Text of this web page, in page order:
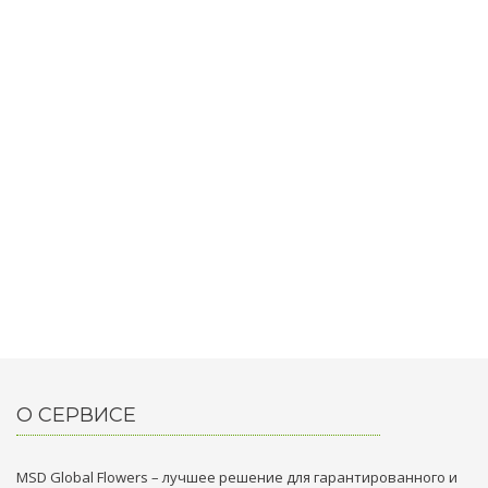
О СЕРВИСЕ
MSD Global Flowers – лучшее решение для гарантированного и